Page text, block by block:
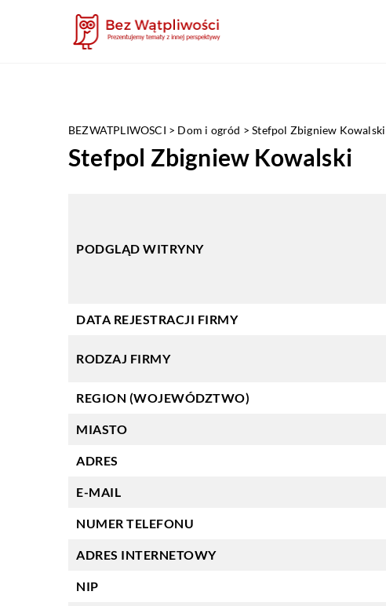
BEZWATPLIWOSCI > Dom i ogród >Stefpol Zbigniew Kowalski
Stefpol Zbigniew Kowalski
PODGLĄD WITRYNY
DATA REJESTRACJI FIRMY
RODZAJ FIRMY
REGION (WOJEWÓDZTWO)
MIASTO
ADRES
E-MAIL
NUMER TELEFONU
ADRES INTERNETOWY
NIP